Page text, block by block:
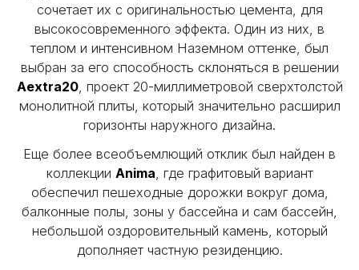
сочетает их с оригинальностью цемента, для
высокосовременного эффекта. Один из них, в
теплом и интенсивном Наземном оттенке, был
выбран за его способность склоняться в решении
Aextra20, проект 20-миллиметровой сверхтолстой
монолитной плиты, который значительно расширил
горизонты наружного дизайна.
Еще более всеобъемлющий отклик был найден в
коллекции Anima, где графитовый вариант
обеспечил пешеходные дорожки вокруг дома,
балконные полы, зоны у бассейна и сам бассейн,
небольшой оздоровительный камень, который
дополняет частную резиденцию.